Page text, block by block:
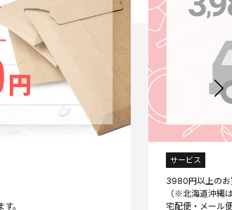
サービス
3980円以上のお
（※北海道沖縄